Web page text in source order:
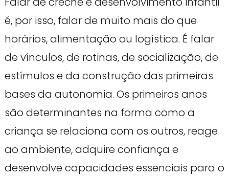
é, por isso, falar de muito mais do que
horários, alimentação ou logística. É falar
de vínculos, de rotinas, de socialização, de
estímulos e da construção das primeiras
bases da autonomia. Os primeiros anos
são determinantes na forma como a
criança se relaciona com os outros, reage
ao ambiente, adquire confiança e
desenvolve capacidades essenciais para o